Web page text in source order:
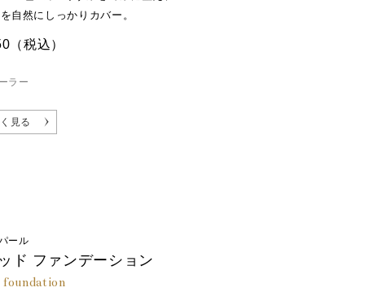
自然にしっかりカバー。
ラー
（税込）
見る
ール
ド ファンデーション